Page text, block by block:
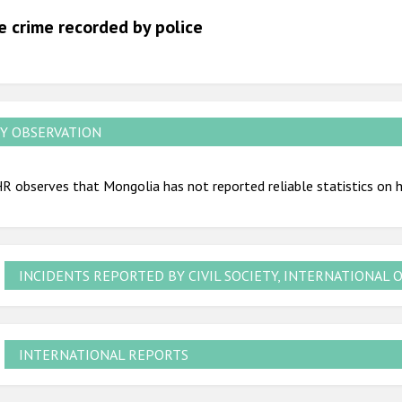
2011
crime recorded by police
OBSERVATION
observes that Mongolia has not reported reliable statistics on
INCIDENTS REPORTED BY CIVIL SOCIETY, INTERNATIONAL
INTERNATIONAL REPORTS